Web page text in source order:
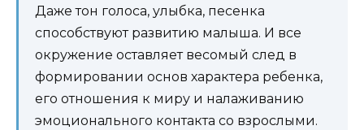
Даже тон голоса, улыбка, песенка
способствуют развитию малыша. И все
окружение оставляет весомый след в
формировании основ характера ребенка,
его отношения к миру и налаживанию
эмоционального контакта со взрослыми.